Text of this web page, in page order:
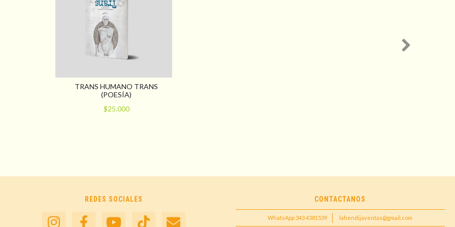
TRANS HUMANO TRANS
(POESÍA)
$25.000
REDES SOCIALES CONTACTANOS
WhatsApp 343 4381539 lahendijaventas@gmail.com